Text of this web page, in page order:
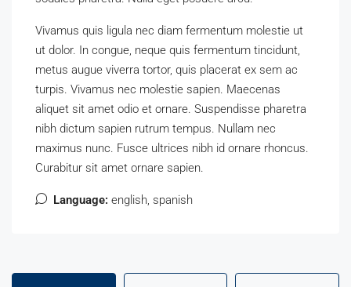
Vivamus quis ligula nec diam fermentum molestie ut
ut dolor. In congue, neque quis fermentum tincidunt,
metus augue viverra tortor, quis placerat ex sem ac
turpis. Vivamus nec molestie sapien. Maecenas
aliquet sit amet odio et ornare. Suspendisse pharetra
nibh dictum sapien rutrum tempus. Nullam nec
maximus nunc. Fusce ultrices nibh id ornare rhoncus.
Curabitur sit amet ornare sapien.
Language: english, spanish